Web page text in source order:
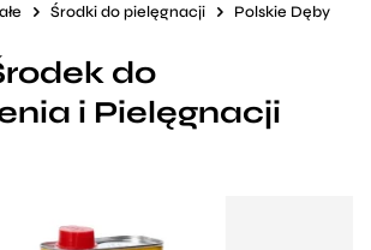
Środki do pielęgnacji Polskie Dęby
do
i Pielęgnacji